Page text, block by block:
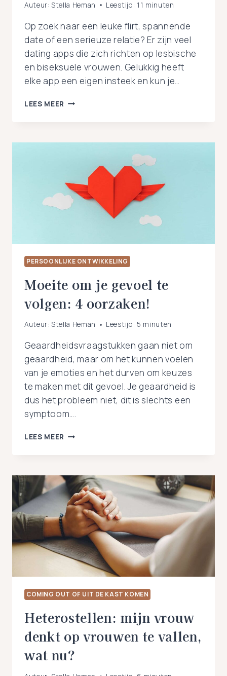
Auteur: Stella Heman Leestijd: 11 minuten
Op zoek naar een leuke flirt, spannende
date of een serieuze relatie? Er zijn veel
dating apps die zich richten op lesbische
en biseksuele vrouwen. Gelukkig heeft
elke app een eigen insteek en kun je…
LEES MEER LESBISCHE
WEBSITES:
PERSOONLIJKE ONTWIKKELING
Moeite om je gevoel te
volgen: 4 oorzaken!
Auteur: Stella Heman Leestijd: 5 minuten
Geaardheidsvraagstukken gaan niet om
geaardheid, maar om het kunnen voelen
van je emoties en het durven om keuzes
te maken met dit gevoel. Je geaardheid is
dus het probleem niet, dit is slechts een
symptoom….
LEES MEER MOEITE
TE
VOLGEN:
4
OORZAKEN!
COMING OUT OF UIT DE KAST KOMEN
Heterostellen: mijn vrouw
denkt op vrouwen te vallen,
wat nu?